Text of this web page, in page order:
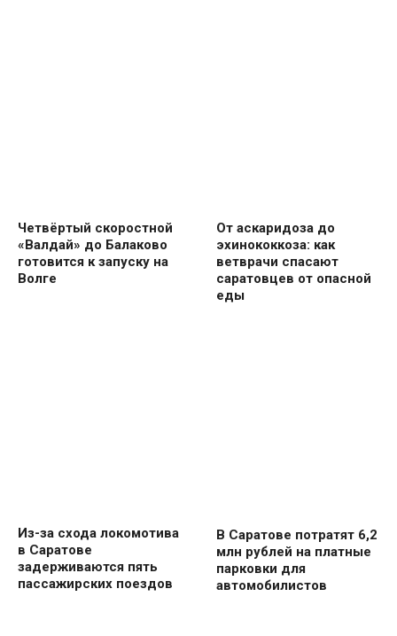
Четвёртый скоростной
«Валдай» до Балаково
готовится к запуску на
Волге
От аскаридоза до
эхинококкоза: как
ветврачи спасают
саратовцев от опасной
еды
Из-за схода локомотива
в Саратове
задерживаются пять
пассажирских поездов
В Саратове потратят 6,2
млн рублей на платные
парковки для
автомобилистов